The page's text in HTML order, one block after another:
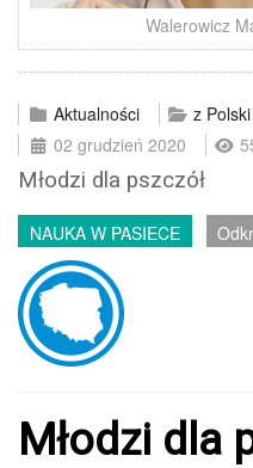
Walerowicz
Aktualności
z Polski
02 grudzień 2020
Młodzi dla pszczół
NAUKA W PASIECE
Młodzi dla